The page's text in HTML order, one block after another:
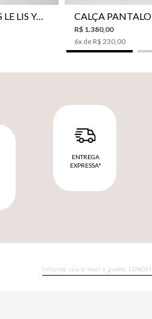
CAMISA BOTÕES LE LIS YANNA FEMININA
R$ 1.380, 00
6x de R$ 230 00
ENTREGA
EXPRESSA*